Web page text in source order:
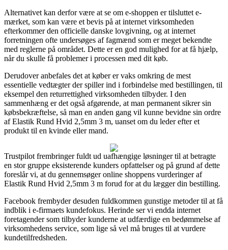
Alternativet kan derfor være at se om e-shoppen er tilsluttet e-
mærket, som kan være et bevis på at internet virksomheden
efterkommer den officielle danske lovgivning, og at internet
forretningen ofte undersøges af fagmænd som er meget bekendte
med reglerne på området. Dette er en god mulighed for at få hjælp,
når du skulle få problemer i processen med dit køb.
Derudover anbefales det at køber er vaks omkring de mest
essentielle vedtægter der spiller ind i forbindelse med bestillingen, til
eksempel den returrettighed virksomheden tilbyder. I den
sammenhæng er det også afgørende, at man permanent sikrer sin
købsbekræftelse, så man en anden gang vil kunne bevidne sin ordre
af Elastik Rund Hvid 2,5mm 3 m, uanset om du leder efter et
produkt til en kvinde eller mand.
Trustpilot frembringer fuldt ud uafhængige løsninger til at betragte
en stor gruppe eksisterende kunders opfattelser og på grund af dette
foreslår vi, at du gennemsøger online shoppens vurderinger af
Elastik Rund Hvid 2,5mm 3 m forud for at du lægger din bestilling.
Facebook frembyder desuden fuldkommen gunstige metoder til at få
indblik i e-firmaets kundefokus. Herinde ser vi endda internet
foretagender som tilbyder kunderne at udfærdige en bedømmelse af
virksomhedens service, som lige så vel må bruges til at vurdere
kundetilfredsheden.